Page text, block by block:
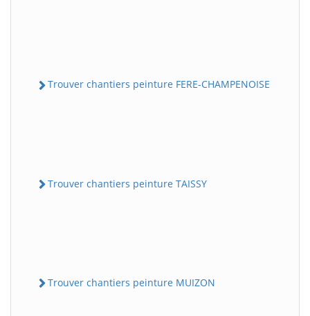
Trouver chantiers peinture FERE-CHAMPENOISE
Trouver chantiers peinture TAISSY
Trouver chantiers peinture MUIZON